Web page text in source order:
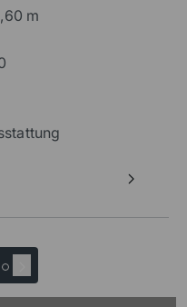
ist die
Fenster
dem
m